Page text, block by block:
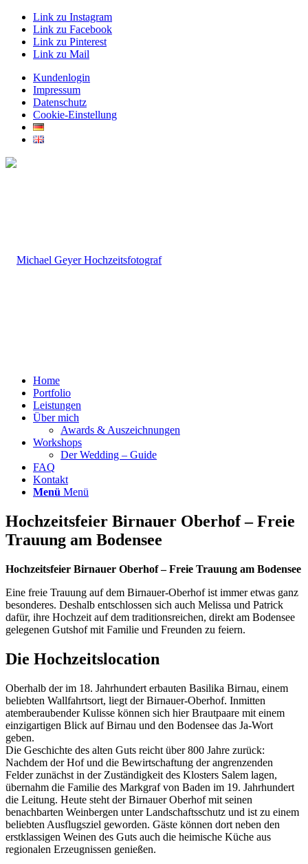
Link zu Instagram
Link zu Facebook
Link zu Pinterest
Link zu Mail
Kundenlogin
Impressum
Datenschutz
Cookie-Einstellung
Home
Portfolio
Leistungen
Über mich
Awards & Auszeichnungen
Workshops
Der Wedding – Guide
FAQ
Kontakt
Menü Menü
Hochzeitsfeier Birnauer Oberhof – Freie
Trauung am Bodensee
Hochzeitsfeier Birnauer Oberhof – Freie Trauung am Bodensee
Eine freie Trauung auf dem Birnauer-Oberhof ist immer etwas ganz
besonderes. Deshalb entschlossen sich auch Melissa und Patrick
dafür, ihre Hochzeit auf dem traditionsreichen, direkt am Bodensee
gelegenen Gutshof mit Familie und Freunden zu feiern.
Die Hochzeitslocation
Oberhalb der im 18. Jahrhundert erbauten Basilika Birnau, einem
beliebten Wallfahrtsort, liegt der Birnauer-Oberhof. Inmitten
atemberaubender Kulisse können sich hier Brautpaare mit einem
einzigartigen Blick auf Birnau und den Bodensee das Ja-Wort
geben.
Die Geschichte des alten Guts reicht über 800 Jahre zurück:
Nachdem der Hof und die Bewirtschaftung der angrenzenden
Felder zunächst in der Zuständigkeit des Klosters Salem lagen,
übernahm die Familie des Markgraf von Baden im 19. Jahrhundert
die Leitung. Heute steht der Birnauer Oberhof mit seinen
benachbarten Weinbergen unter Landschaftsschutz und ist zu einem
beliebten Ausflugsziel geworden. Gäste können dort neben den
erstklassigen Weinen des Guts auch die heimische Küche aus
regionalen Erzeugnissen genießen.